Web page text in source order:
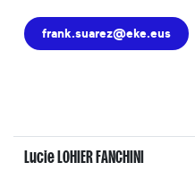
frank.suarez@eke.eus
Lucie LOHIER FANCHINI